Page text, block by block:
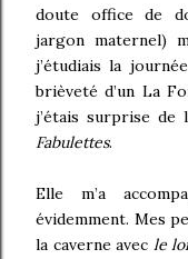
doute office de
jargon maternel)
j’étudiais la
brièveté d’un La
j’étais surprise
Fabulettes.
Elle m’a
évidemment. Mes
la caverne avec le